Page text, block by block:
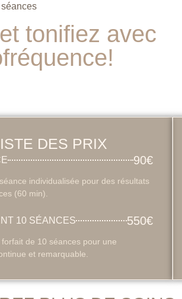
tonifiez avec
DES PRIX
90€
individualisée pour des résultats
(60 min).
10 SÉANCES 550€
de 10 séances pour une
et remarquable.